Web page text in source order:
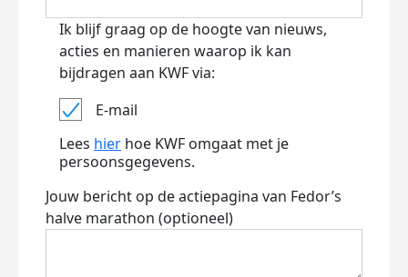
Ik blijf graag op de hoogte van nieuws,
acties en manieren waarop ik kan
bijdragen aan KWF via:
E-mail
Lees hier hoe KWF omgaat met je
persoonsgegevens.
Jouw bericht op de actiepagina van Fedor’s
halve marathon (optioneel)